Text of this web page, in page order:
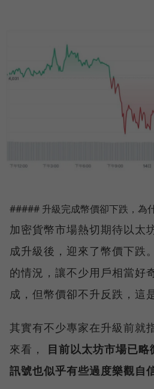
##### 升級完成幣價卻下跌，為
加密貨幣市場熱切期待以太
成升級後，迎來了幣價下跌
的情況，讓不少用戶相當好
成，但幣價卻不升反跌，這
其實有不少專家在升級前就
來看， 目前以太坊市場已
訊號也似乎有些過度樂觀自信